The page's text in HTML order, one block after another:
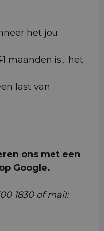
het jou
maanden is... het
last van
ons met een
Google.
1830 of mail: